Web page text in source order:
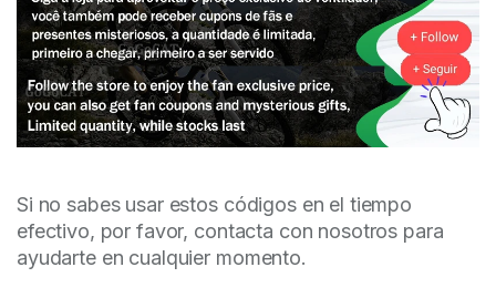
Si no sabes usar estos códigos en el tiempo
efectivo, por favor, contacta con nosotros para
ayudarte en cualquier momento.